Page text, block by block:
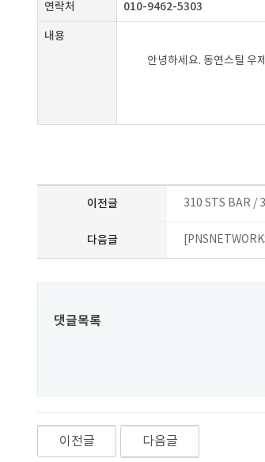
연락처 010-9462-5303
내용
안녕하세요. 동연스틸 우
이전글 310 STS BAR /
다음글
댓글목록
이전글 다음글